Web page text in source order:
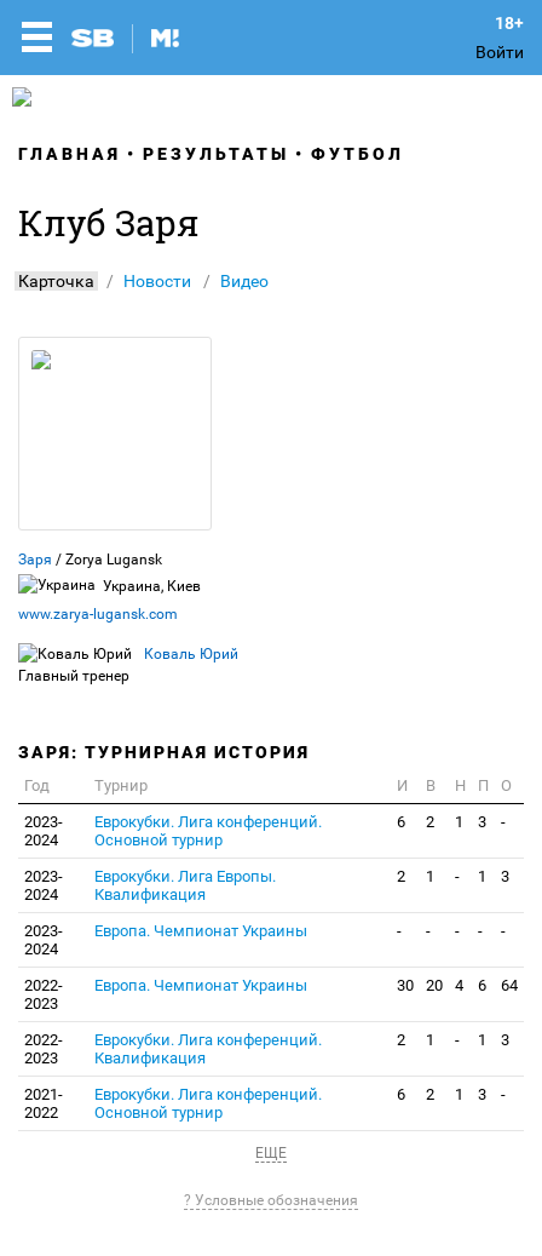
Войти
ГЛАВНАЯ РЕЗУЛЬТАТЫ ФУТБОЛ
Клуб Заря
Карточка Новости Видео
Заря / Zorya Lugansk
Украина, Киев
www.zarya-lugansk.com
Коваль Юрий
Главный тренер
ЗАРЯ: ТУРНИРНАЯ ИСТОРИЯ
Год Турнир И В Н П
О
2023-
2024
Еврокубки. Лига конференций.
Основной турнир
6 2 1 3 -
2023-
2024
Еврокубки. Лига Европы.
Квалификация
2 1 - 1 3
2023-
2024
Европа. Чемпионат Украины - - - - -
2022-
2023
Европа. Чемпионат Украины 30 20 4 6 64
2022-
2023
Еврокубки. Лига конференций.
Квалификация
2 1 - 1 3
2021-
2022
Еврокубки. Лига конференций.
Основной турнир
6 2 1 3 -
ЕЩЕ
? Условные обозначения